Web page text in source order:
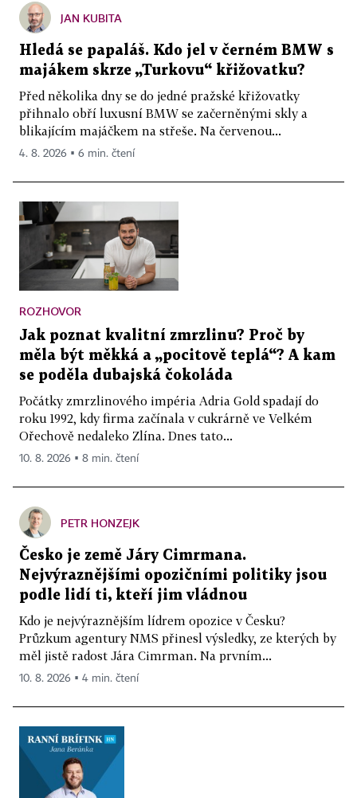
JAN KUBITA
Hledá se papaláš. Kdo jel v černém BMW s
majákem skrze „Turkovu“ křižovatku?
Před několika dny se do jedné pražské křižovatky
přihnalo obří luxusní BMW se začerněnými skly a
blikajícím majáčkem na střeše. Na červenou...
4. 8. 2026 ▪ 6 min. čtení
ROZHOVOR
Jak poznat kvalitní zmrzlinu? Proč by
měla být měkká a „pocitově teplá“? A kam
se poděla dubajská čokoláda
Počátky zmrzlinového impéria Adria Gold spadají do
roku 1992, kdy firma začínala v cukrárně ve Velkém
Ořechově nedaleko Zlína. Dnes tato...
10. 8. 2026 ▪ 8 min. čtení
PETR HONZEJK
Česko je země Járy Cimrmana.
Nejvýraznějšími opozičními politiky jsou
podle lidí ti, kteří jim vládnou
Kdo je nejvýraznějším lídrem opozice v Česku?
Průzkum agentury NMS přinesl výsledky, ze kterých by
měl jistě radost Jára Cimrman. Na prvním...
10. 8. 2026 ▪ 4 min. čtení